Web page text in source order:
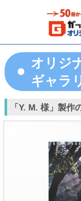
オリジ
ギャラ
「Y. M. 様」製